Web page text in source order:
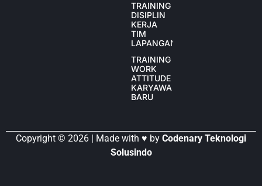
TRAINING
DISIPLIN
KERJA
TIM
LAPANGAN
TRAINING
WORK
ATTITUDE
KARYAWAN
BARU
Copyright © 2026 | Made with ♥ by Codenary Teknologi
Solusindo